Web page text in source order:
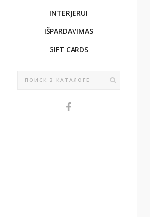
INTERJERUI
IŠPARDAVIMAS
GIFT CARDS